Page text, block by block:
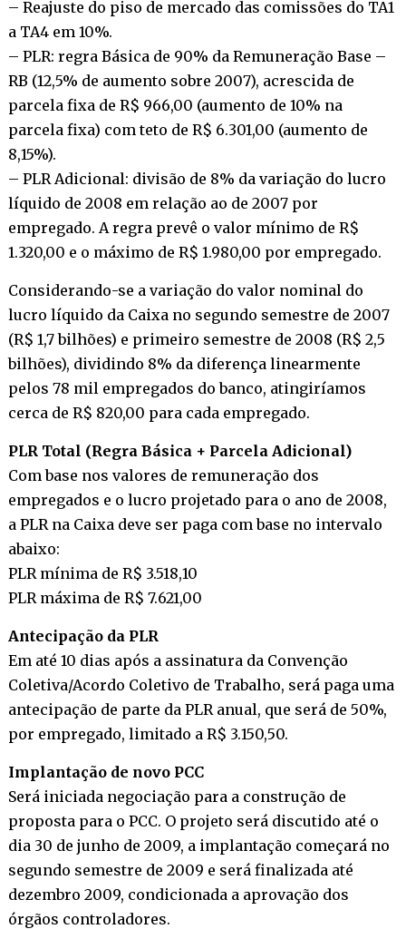
– Reajuste do piso de mercado das comissões do TA1
a TA4 em 10%.
– PLR: regra Básica de 90% da Remuneração Base –
RB (12,5% de aumento sobre 2007), acrescida de
parcela fixa de R$ 966,00 (aumento de 10% na
parcela fixa) com teto de R$ 6.301,00 (aumento de
8,15%).
– PLR Adicional: divisão de 8% da variação do lucro
líquido de 2008 em relação ao de 2007 por
empregado. A regra prevê o valor mínimo de R$
1.320,00 e o máximo de R$ 1.980,00 por empregado.
Considerando-se a variação do valor nominal do
lucro líquido da Caixa no segundo semestre de 2007
(R$ 1,7 bilhões) e primeiro semestre de 2008 (R$ 2,5
bilhões), dividindo 8% da diferença linearmente
pelos 78 mil empregados do banco, atingiríamos
cerca de R$ 820,00 para cada empregado.
PLR Total (Regra Básica + Parcela Adicional)
Com base nos valores de remuneração dos
empregados e o lucro projetado para o ano de 2008,
a PLR na Caixa deve ser paga com base no intervalo
abaixo:
PLR mínima de R$ 3.518,10
PLR máxima de R$ 7.621,00
Antecipação da PLR
Em até 10 dias após a assinatura da Convenção
Coletiva/Acordo Coletivo de Trabalho, será paga uma
antecipação de parte da PLR anual, que será de 50%,
por empregado, limitado a R$ 3.150,50.
Implantação de novo PCC
Será iniciada negociação para a construção de
proposta para o PCC. O projeto será discutido até o
dia 30 de junho de 2009, a implantação começará no
segundo semestre de 2009 e será finalizada até
dezembro 2009, condicionada a aprovação dos
órgãos controladores.